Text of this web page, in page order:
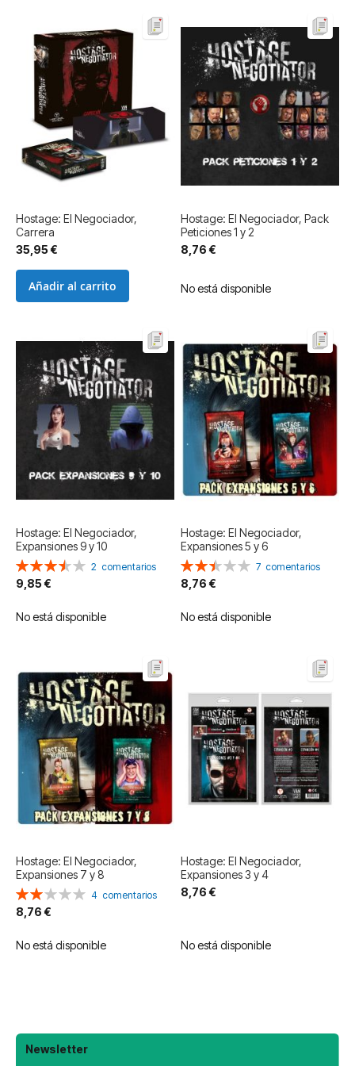
Hostage: El Negociador,
Carrera
35,95 €
Añadir al carrito
Hostage: El Negociador, Pack
Peticiones 1 y 2
8,76 €
No está disponible
Hostage: El Negociador,
Expansiones 9 y 10
Valoración:
70%
2 comentarios
9,85 €
No está disponible
Hostage: El Negociador,
Expansiones 5 y 6
Valoración:
49%
7 comentarios
8,76 €
No está disponible
Hostage: El Negociador,
Expansiones 7 y 8
Valoración:
40%
4 comentarios
8,76 €
No está disponible
Hostage: El Negociador,
Expansiones 3 y 4
8,76 €
No está disponible
Newsletter